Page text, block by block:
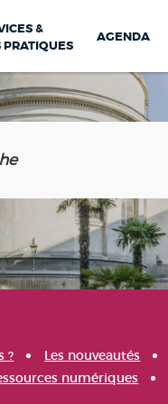
&
PRATIQUES
AGENDA
? Les nouveautés
numériques